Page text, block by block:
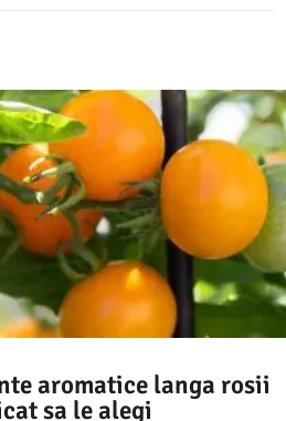
aromatice langa rosii
sa le alegi